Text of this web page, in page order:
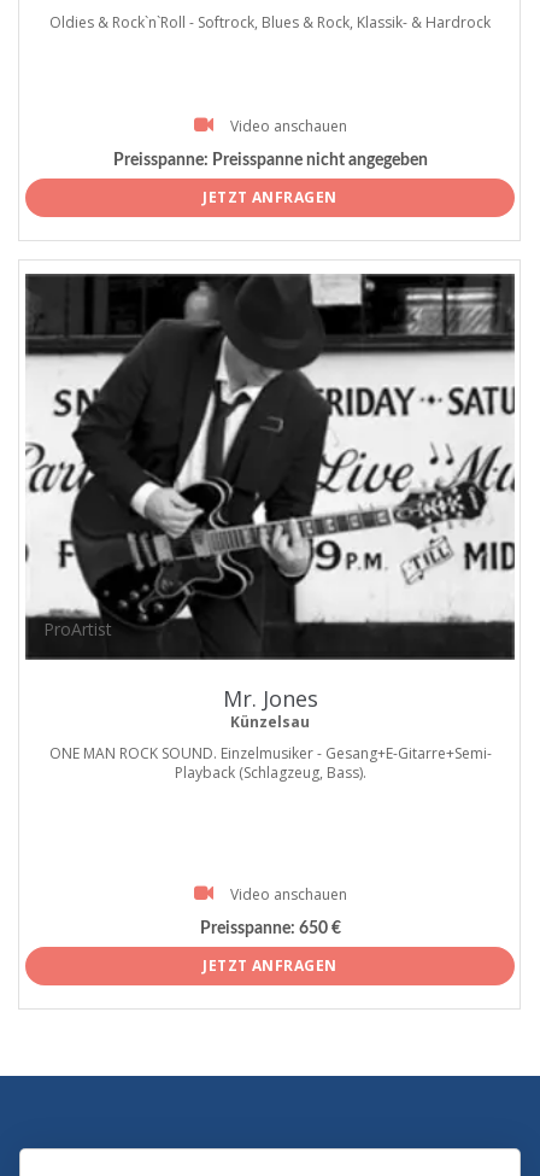
Oldies & Rock`n`Roll - Softrock, Blues & Rock, Klassik- & Hardrock
Video anschauen
Preisspanne: Preisspanne nicht angegeben
JETZT ANFRAGEN
ProArtist
Mr. Jones
Künzelsau
ONE MAN ROCK SOUND. Einzelmusiker - Gesang+E-Gitarre+Semi-
Playback (Schlagzeug, Bass).
Video anschauen
Preisspanne: 650 €
JETZT ANFRAGEN